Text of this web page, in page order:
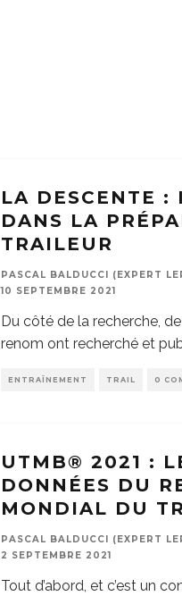
LA DESCENTE :
DANS LA
TRAILEUR
PASCAL BALDUCCI (EXPERT
10 SEPTEMBRE 2021
Du côté de la recherche,
renom ont recherché et
ENTRAÎNEMENT TRAIL 0
UTMB® 2021 :
DONNÉES DU
MONDIAL DU
PASCAL BALDUCCI (EXPERT
2 SEPTEMBRE 2021
Tout d’abord, et c’est un